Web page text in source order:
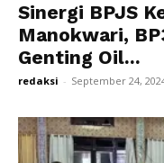
Sinergi BPJS
Manokwari,
Genting Oil...
redaksi - September 24,